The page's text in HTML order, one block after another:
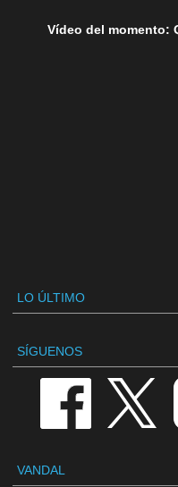
Vídeo del momento:
LO ÚLTIMO
SÍGUENOS
VANDAL